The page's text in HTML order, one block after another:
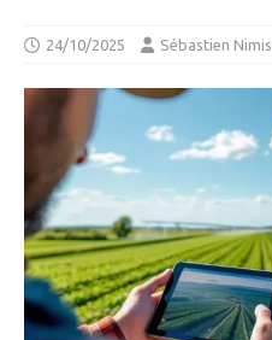
24/10/2025 Sébastien Nimis